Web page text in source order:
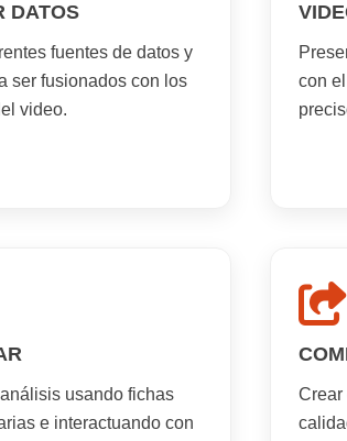
DATOS
fuentes de datos y
ser fusionados con los
video.
con
usando fichas
e interactuando con
Crear